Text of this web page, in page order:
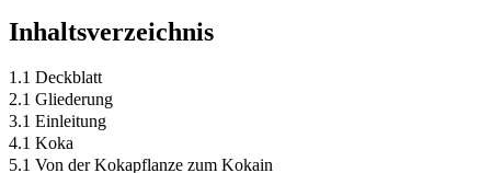
Inhaltsverzeichnis
1.1 Deckblatt
2.1 Gliederung
3.1 Einleitung
4.1 Koka
5.1 Von der Kokapflanze zum Kokain